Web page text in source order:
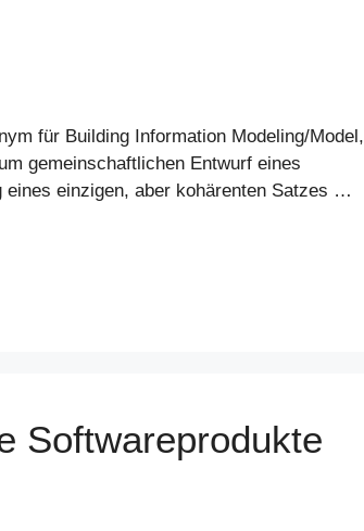
für Building Information Modeling/Model,
gemeinschaftlichen Entwurf eines
eines einzigen, aber kohärenten Satzes …
Softwareprodukte